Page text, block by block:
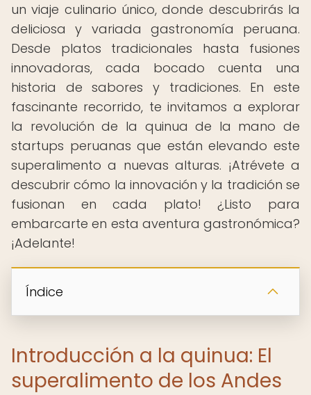
un viaje culinario único, donde descubrirás la
deliciosa y variada gastronomía peruana.
Desde platos tradicionales hasta fusiones
innovadoras, cada bocado cuenta una
historia de sabores y tradiciones. En este
fascinante recorrido, te invitamos a explorar
la revolución de la quinua de la mano de
startups peruanas que están elevando este
superalimento a nuevas alturas. ¡Atrévete a
descubrir cómo la innovación y la tradición se
fusionan en cada plato! ¿Listo para
embarcarte en esta aventura gastronómica?
¡Adelante!
Índice
Introducción a la quinua: El
superalimento de los Andes